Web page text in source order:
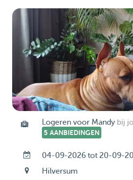
Logeren voor Mandy bij
5 AANBIEDINGEN
04-09-2026 tot 20-09-
Hilversum